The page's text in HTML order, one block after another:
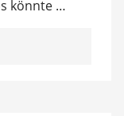
könnte …